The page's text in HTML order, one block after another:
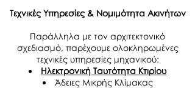
Τεχνικές Υπηρεσίες & Νομιμότητα Ακινήτων
Παράλληλα με τον αρχιτεκτονικό
σχεδιασμό, παρέχουμε ολοκληρωμένες
τεχνικές υπηρεσίες μηχανικού:
Ηλεκτρονική Ταυτότητα Κτιρίου
Άδειες Μικρής Κλίμακας